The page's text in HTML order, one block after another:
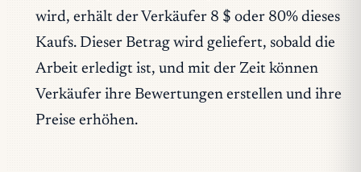
wird, erhält der Verkäufer 8 $ oder 80% dieses
Kaufs. Dieser Betrag wird geliefert, sobald die
Arbeit erledigt ist, und mit der Zeit können
Verkäufer ihre Bewertungen erstellen und ihre
Preise erhöhen.